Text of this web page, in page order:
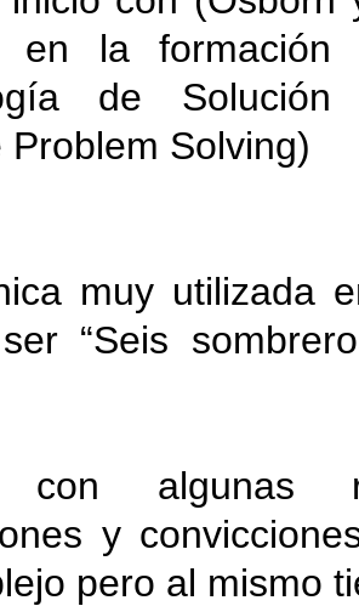
en la
de
Problem Solving)
muy utilizada
“Seis
con algunas
y
pero al mismo